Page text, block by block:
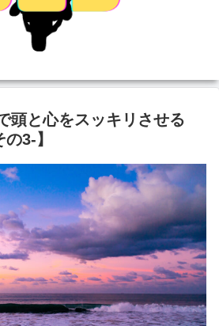
頭と心をスッキリさせる
3-】